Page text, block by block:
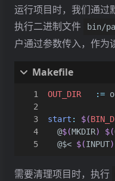
运行项目时，我们通过
执行二进制文件
bin/
户通过参数传入，作为
OUT_DIR :=
start : $(
	@
$(MKDIR) $(
	@$<
$(INPUT)
需要清理项目时，执行